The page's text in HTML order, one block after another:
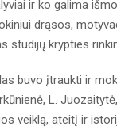
ir ko galima
drąsos,
studijų krypties
buvo įtraukti ir
L.
veiklą, ateitį ir